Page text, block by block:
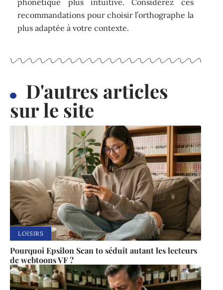
phonétique plus intuitive. Considérez ces
recommandations pour choisir l’orthographe la
plus adaptée à votre contexte.
D'autres articles
sur le site
LOISIRS
Pourquoi Epsilon Scan to séduit autant les lecteurs
de webtoons VF ?